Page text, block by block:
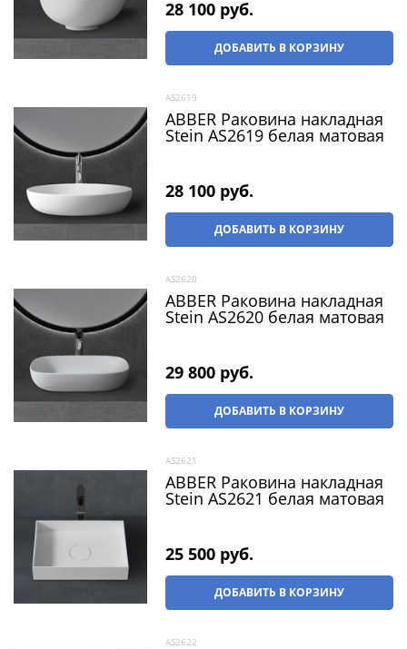
28 100 руб.
ДОБАВИТЬ В КОРЗИНУ
AS2619
ABBER Раковина накладная
Stein AS2619 белая матовая
28 100 руб.
ДОБАВИТЬ В КОРЗИНУ
AS2620
ABBER Раковина накладная
Stein AS2620 белая матовая
29 800 руб.
ДОБАВИТЬ В КОРЗИНУ
AS2621
ABBER Раковина накладная
Stein AS2621 белая матовая
25 500 руб.
ДОБАВИТЬ В КОРЗИНУ
AS2622